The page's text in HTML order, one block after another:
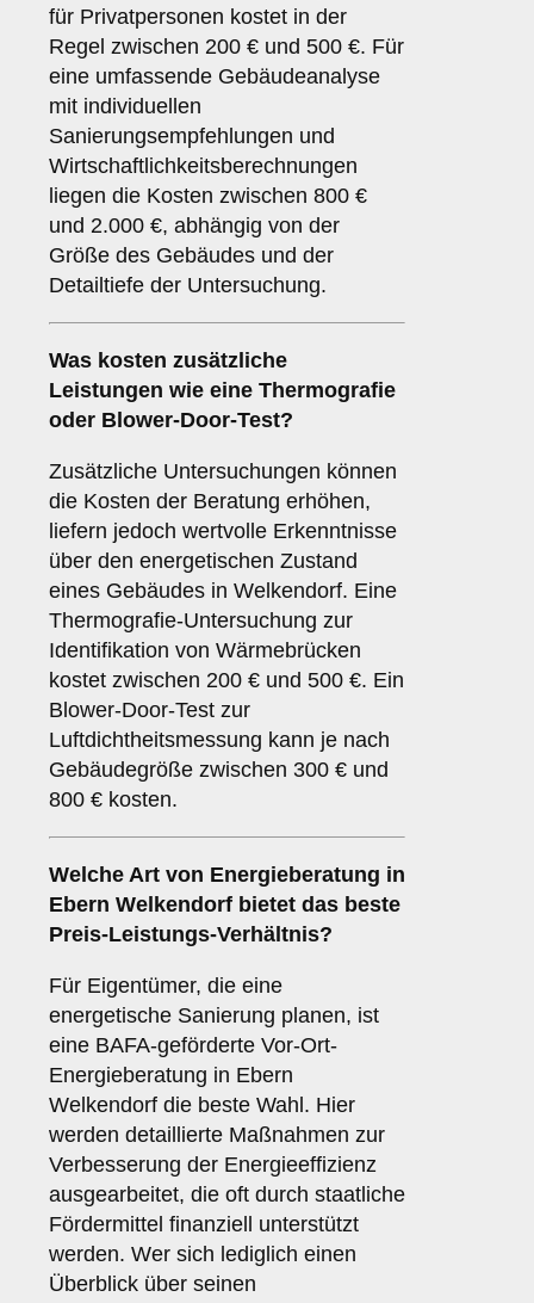
für Privatpersonen kostet in der
Regel zwischen 200 € und 500 €. Für
eine umfassende Gebäudeanalyse
mit individuellen
Sanierungsempfehlungen und
Wirtschaftlichkeitsberechnungen
liegen die Kosten zwischen 800 €
und 2.000 €, abhängig von der
Größe des Gebäudes und der
Detailtiefe der Untersuchung.
Was kosten zusätzliche
Leistungen wie eine Thermografie
oder Blower-Door-Test?
Zusätzliche Untersuchungen können
die Kosten der Beratung erhöhen,
liefern jedoch wertvolle Erkenntnisse
über den energetischen Zustand
eines Gebäudes in Welkendorf. Eine
Thermografie-Untersuchung zur
Identifikation von Wärmebrücken
kostet zwischen 200 € und 500 €. Ein
Blower-Door-Test zur
Luftdichtheitsmessung kann je nach
Gebäudegröße zwischen 300 € und
800 € kosten.
Welche Art von Energieberatung in
Ebern Welkendorf bietet das beste
Preis-Leistungs-Verhältnis?
Für Eigentümer, die eine
energetische Sanierung planen, ist
eine BAFA-geförderte Vor-Ort-
Energieberatung in Ebern
Welkendorf die beste Wahl. Hier
werden detaillierte Maßnahmen zur
Verbesserung der Energieeffizienz
ausgearbeitet, die oft durch staatliche
Fördermittel finanziell unterstützt
werden. Wer sich lediglich einen
Überblick über seinen